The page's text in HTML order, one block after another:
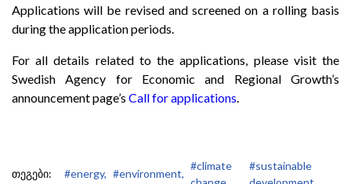
Applications will be revised and screened on a rolling basis
during the application periods.
For all details related to the applications, please visit the
Swedish Agency for Economic and Regional Growth’s
announcement page’s Call for applications.
თეგები: #energy, #environment,
#climate
#sustainable